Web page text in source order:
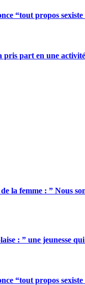
“tout propos
part en une
la femme : ” Nous
: ” une jeunesse
“tout propos